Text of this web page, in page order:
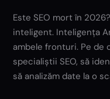
Este SEO mort în
inteligent. Inteligența
ambele fronturi. Pe de
specialiștii SEO, să
să analizăm date la o